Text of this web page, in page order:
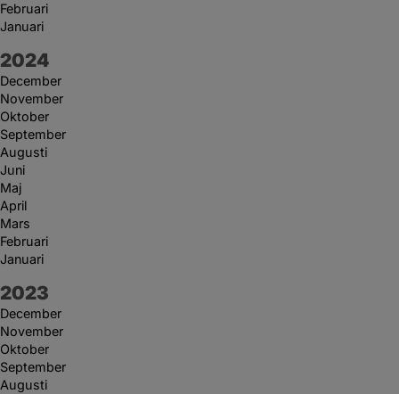
Februari
Januari
År:
2024
December
November
Oktober
September
Augusti
Juni
Maj
April
Mars
Februari
Januari
År:
2023
December
November
Oktober
September
Augusti